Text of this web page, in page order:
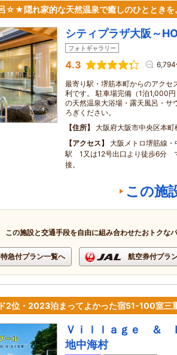
☆★隠れ家的な天然温泉で癒しのひとときを
シティプラザ大阪～
フォトギャラリー
4.3 6,794
最寄り駅・堺筋本町からのアクセ
利です。 駐車場完備（1泊1,000
の天然温泉大浴場・露天風呂・サ
ろぎください。
住所
大阪府大阪市中央区本町
アクセス
大阪メトロ堺筋線・
駅 1又は12号出口より徒歩6分
接。
この施
この施設と交通手段を自由に組み合わせたおトクな
急付プラン一覧へ 航空券付プラ
2位・2023泊まってよかった宿51-100室三
Ｖｉｌｌａｇｅ ＆
地中海村